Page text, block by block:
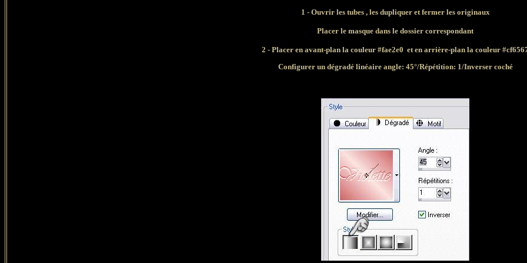
1 - Ouvrir les tubes , les dupliquer et fermer les originaux
Placer le masque dans le dossier correspondant
2 - Placer en avant-plan la couleur #fae2e0 et en arrière-plan la couleur
Configurer un dégradé linéaire angle: 45°/Répétition: 1/Inverser coché